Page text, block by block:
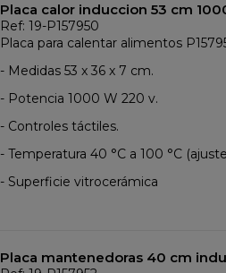
Placa calor
Ref: 19-P157950
Placa para calentar alimentos
- Medidas 53 x 36 x 7 cm.
- Potencia 1000 W 220 v.
- Controles táctiles.
- Temperatura 40 °C a 100 °C
- Superficie vitrocerámica
Placa mantenedoras 40 cm